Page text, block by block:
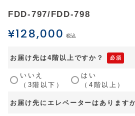
FDD-797/FDD-798
¥128,000 税込
お届け先は4階以上ですか？
いいえ
（3階以下）
はい
（4階以上）
お届け先にエレベーターはあります